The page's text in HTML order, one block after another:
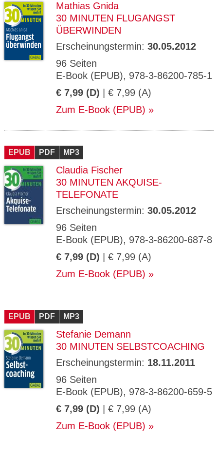
Mathias Gnida
30 MINUTEN FLUGANGST
ÜBERWINDEN
Erscheinungstermin: 30.05.2012
96 Seiten
E-Book (EPUB), 978-3-86200-785-1
€ 7,99 (D) | € 7,99 (A)
Zum E-Book (EPUB)
EPUB PDF MP3
Claudia Fischer
30 MINUTEN AKQUISE-
TELEFONATE
Erscheinungstermin: 30.05.2012
96 Seiten
E-Book (EPUB), 978-3-86200-687-8
€ 7,99 (D) | € 7,99 (A)
Zum E-Book (EPUB)
EPUB PDF MP3
Stefanie Demann
30 MINUTEN SELBSTCOACHING
Erscheinungstermin: 18.11.2011
96 Seiten
E-Book (EPUB), 978-3-86200-659-5
€ 7,99 (D) | € 7,99 (A)
Zum E-Book (EPUB)